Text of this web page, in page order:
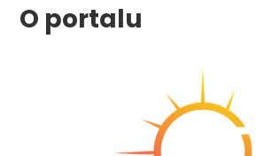
O portalu